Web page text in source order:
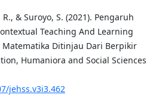
& Suroyo, S. (2021). Pengaruh
Teaching And Learning
Matematika Ditinjau Dari Berpikir
Humaniora and Social Sciences
jehss.v3i3.462